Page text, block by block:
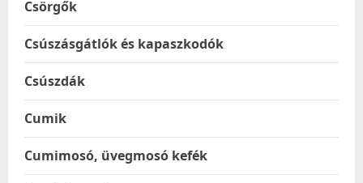
Csörgők
Csúszásgátlók és kapaszkodók
Csúszdák
Cumik
Cumimosó, üvegmosó kefék